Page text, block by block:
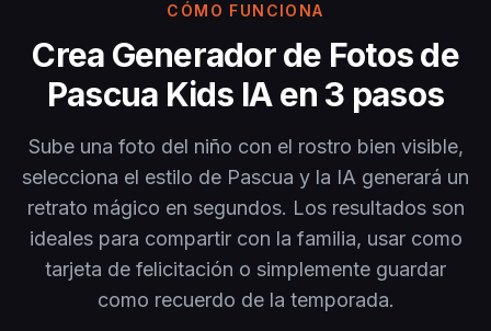
CÓMO FUNCIONA
Crea Generador de Fotos de
Pascua Kids IA en 3 pasos
Sube una foto del niño con el rostro bien visible,
selecciona el estilo de Pascua y la IA generará un
retrato mágico en segundos. Los resultados son
ideales para compartir con la familia, usar como
tarjeta de felicitación o simplemente guardar
como recuerdo de la temporada.